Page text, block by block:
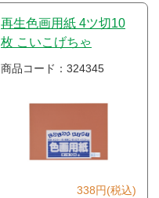
再生色画用紙 4ツ切10
枚 こいこげちゃ
商品コード：324345
338円(税込)